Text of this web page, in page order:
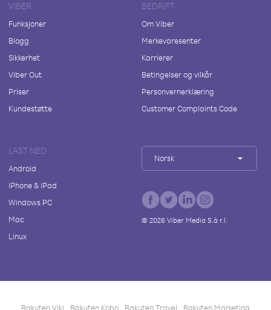
VIBER
Funksjoner
Blogg
Sikkerhet
Viber Out
Priser
Kundestøtte
BEDRIFT
Om Viber
Merkevaresenter
Karrierer
Betingelser og vilkår
Personvernerklæring
Customer Complaints Code
LAST NED
Android
iPhone & iPad
Windows PC
Mac
Linux
Norsk
© 2026Viber Media S.à r.l.
Rakuten Viki Rakuten Kobo Rakuten Travel Rakuten Marketing